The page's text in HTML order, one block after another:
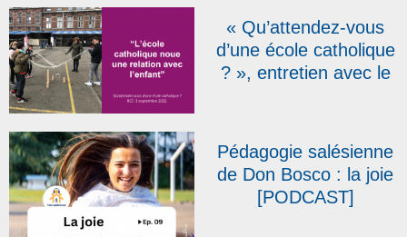
« Qu’attendez-vous
d’une école catholique
? », entretien avec le
RCF
Pédagogie salésienne
de Don Bosco : la joie
[PODCAST]